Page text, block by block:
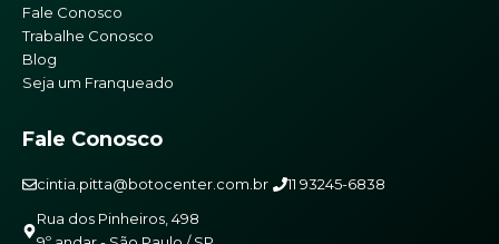
Fale Conosco
Trabalhe Conosco
Blog
Seja um Franqueado
Fale Conosco
cintia.pitta@botocenter.com.br
11 93245-6838
Rua dos Pinheiros, 498